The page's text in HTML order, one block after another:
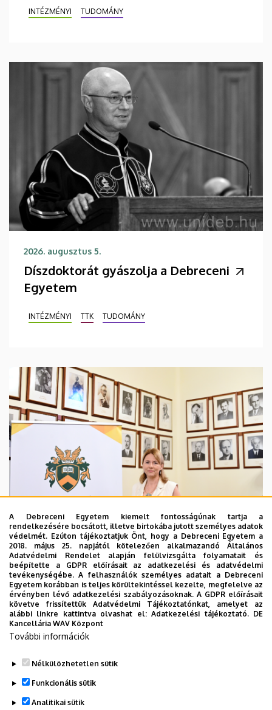
INTÉZMÉNYI TUDOMÁNY
2026. augusztus 5.
Díszdoktorát gyászolja a Debreceni
Egyetem
INTÉZMÉNYI TTK TUDOMÁNY
2026. augusztus 5.
Hagyományőrzés és innováció a
Bölcsészettudományi Karon
BÖLCSÉSZETTUDOMÁNY
A Debreceni Egyetem kiemelt fontosságúnak tartja a
rendelkezésére bocsátott, illetve birtokába jutott személyes adatok
védelmét. Ezúton tájékoztatjuk Önt, hogy a Debreceni Egyetem a
2018. május 25. napjától kötelezően alkalmazandó Általános
Adatvédelmi Rendelet alapján felülvizsgálta folyamatait és
beépítette a GDPR előírásait az adatkezelési és adatvédelmi
tevékenységébe. A felhasználók személyes adatait a Debreceni
Egyetem korábban is teljes körültekintéssel kezelte, megfelelve az
érvényben lévő adatkezelési szabályozásoknak. A GDPR előírásait
követve frissítettük Adatvédelmi Tájékoztatónkat, amelyet az
alábbi linkre kattintva olvashat el:Adatkezelési tájékoztató. DE
Kancellária WAV Központ
További információk
Nélkülözhetetlen sütik
Funkcionális sütik
Analitikai sütik